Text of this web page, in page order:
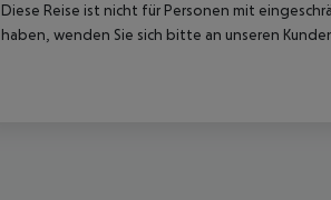
Diese Reise ist nicht für Personen mit
haben, wenden Sie sich bitte an unseren